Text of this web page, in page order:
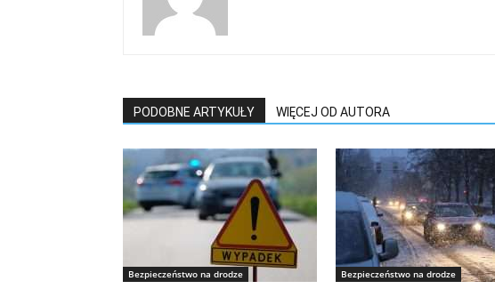
PODOBNE ARTYKUŁY WIĘCEJ OD AUTORA
Bezpieczeństwo na drodze Bezpieczeństwo na drodze